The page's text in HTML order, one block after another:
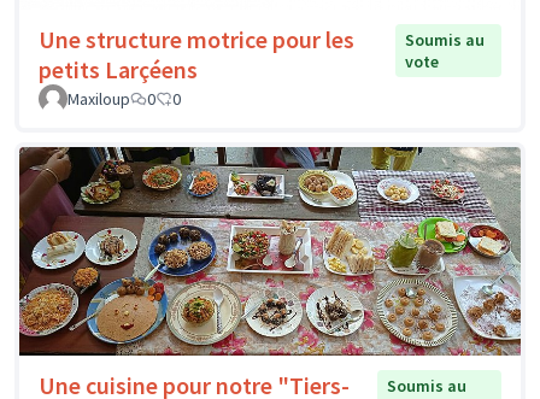
Une structure motrice pour les
petits Larçéens
Soumis au
vote
Maxiloup
0 0
Une cuisine pour notre "Tiers-
Soumis au